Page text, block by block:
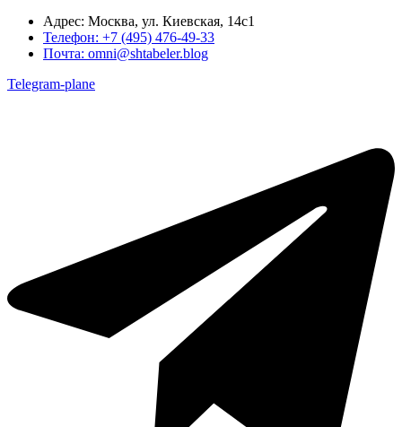
Адрес: Москва, ул. Киевская, 14с1
Телефон: +7 (495) 476-49-33
Почта: omni@shtabeler.blog
Telegram-plane